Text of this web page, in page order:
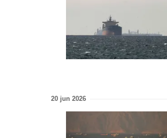
20 jun 2026